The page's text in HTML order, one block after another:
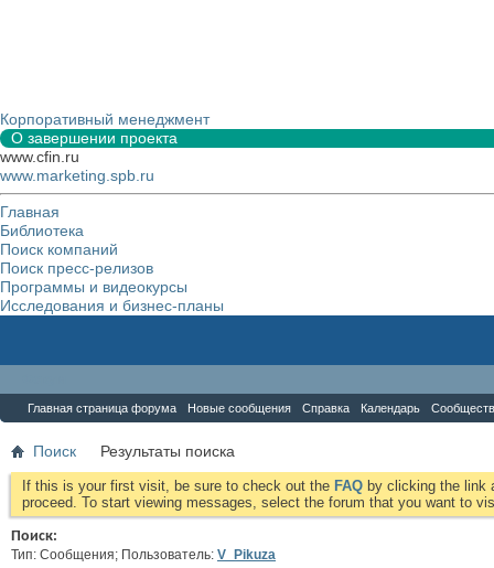
Корпоративный менеджмент
О завершении проекта
www.cfin.ru
www.marketing.spb.ru
Главная
Библиотека
Поиск компаний
Поиск пресс-релизов
Программы и видеокурсы
Исследования и бизнес-планы
Главная страница форума Новые сообщения Справка Календарь
Поиск Результаты поиска
If this is your first visit, be sure to check out the FAQ by clicking the link
proceed. To start viewing messages, select the forum that you want to
Поиск:
Тип: Сообщения; Пользователь: V_Pikuza